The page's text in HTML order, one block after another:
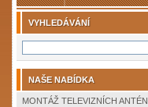
VYHLEDÁVÁNÍ
NAŠE NABÍDKA
MONTÁŽ TELEVIZNÍCH ANTÉN